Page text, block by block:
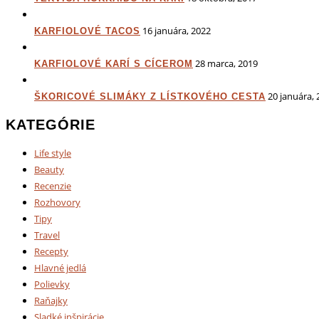
KARFIOLOVÉ TACOS 16 januára, 2022
KARFIOLOVÉ KARÍ S CÍCEROM 28 marca, 2019
ŠKORICOVÉ SLIMÁKY Z LÍSTKOVÉHO CESTA 20 januára,
KATEGÓRIE
Life style
Beauty
Recenzie
Rozhovory
Tipy
Travel
Recepty
Hlavné jedlá
Polievky
Raňajky